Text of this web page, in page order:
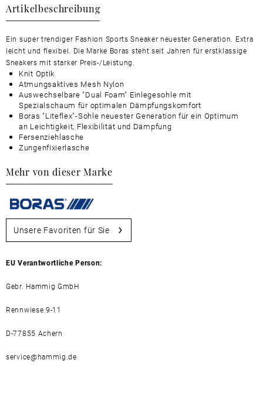
Artikelbeschreibung
Ein super trendiger Fashion Sports Sneaker neuester Generation. Extra
leicht und flexibel. Die Marke Boras steht seit Jahren für erstklassige
Sneakers mit starker Preis-/Leistung.
Knit Optik
Atmungsaktives Mesh Nylon
Auswechselbare "Dual Foam" Einlegesohle mit
Spezialschaum für optimalen Dämpfungskomfort
Boras "Liteflex"-Sohle neuester Generation für ein Optimum
an Leichtigkeit, Flexibilität und Dämpfung
Fersenziehlasche
Zungenfixierlasche
Mehr von dieser Marke
Unsere Favoriten für Sie
EU Verantwortliche Person:
Gebr. Hammig GmbH
Rennwiese 9-11
D-77855 Achern
service@hammig.de